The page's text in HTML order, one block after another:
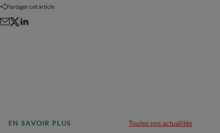
Partager cet article
EN SAVOIR PLUS Toutes nos actualités